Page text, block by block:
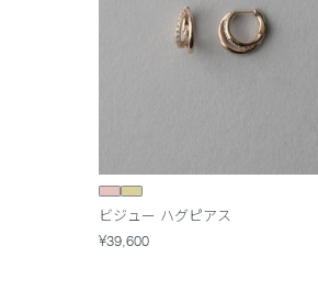
ビジュー ハグピアス
¥39,600